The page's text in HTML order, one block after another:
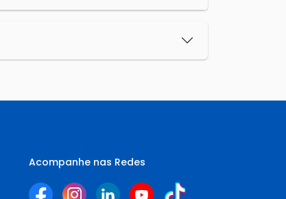
Acompanhe nas Redes